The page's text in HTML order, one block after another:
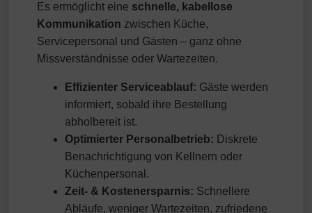
Es ermöglicht eine schnelle, kabellose
Kommunikation zwischen Küche,
Servicepersonal und Gästen – ganz ohne
Missverständnisse oder Wartezeiten.
Effizienter Serviceablauf: Gäste werden
informiert, sobald ihre Bestellung
abholbereit ist.
Optimierter Personalbetrieb: Diskrete
Benachrichtigung von Kellnern oder
Küchenpersonal.
Zeit- & Kostenersparnis: Schnellere
Abläufe, weniger Wartezeiten, zufriedene